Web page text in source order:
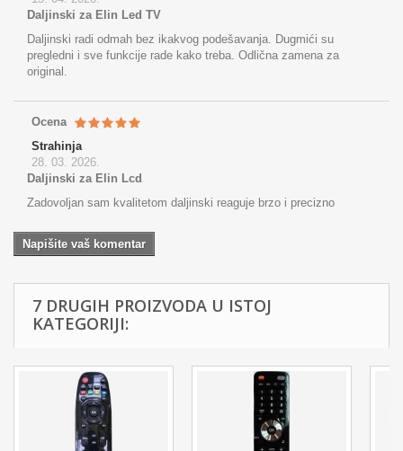
Daljinski za Elin Led TV
Daljinski radi odmah bez ikakvog podešavanja. Dugmići su
pregledni i sve funkcije rade kako treba. Odlična zamena za
original.
Ocena
Strahinja
28. 03. 2026.
Daljinski za Elin Lcd
Zadovoljan sam kvalitetom daljinski reaguje brzo i precizno
Napišite vaš komentar
7 DRUGIH PROIZVODA U ISTOJ
KATEGORIJI: